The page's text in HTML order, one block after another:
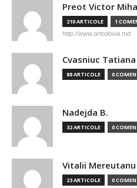
Preot Victor
210 ARTICOLE 1
http://www.ortodoxia.md
Cvasniuc Tatiana
88 ARTICOLE 0
Nadejda B.
32 ARTICOLE 0
Vitalii Mereutanu
23 ARTICOLE 0